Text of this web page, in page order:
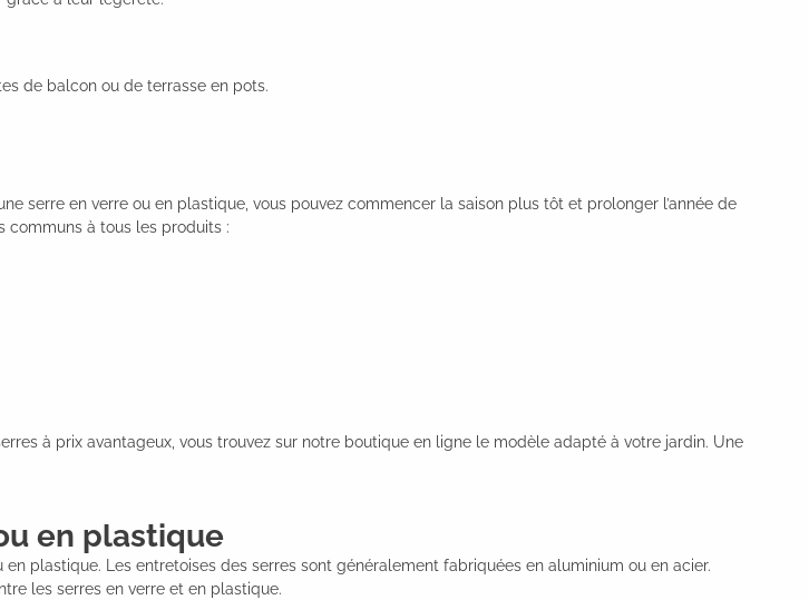
de balcon ou de terrasse en pots.
serre en verre ou en plastique, vous pouvez commencer la saison plus tôt et prolonger l’année de
communs à tous les produits :
à prix avantageux, vous trouvez sur notre boutique en ligne le modèle adapté à votre jardin. Une
en plastique
plastique. Les entretoises des serres sont généralement fabriquées en aluminium ou en acier.
les serres en verre et en plastique.